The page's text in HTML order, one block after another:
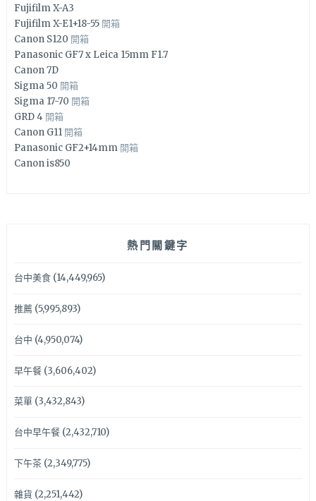
Fujifilm X-A3
Fujifilm X-E1+18-55 開箱
Canon S120 開箱
Panasonic GF7 x Leica 15mm F1.7
Canon 7D
Sigma 50 開箱
Sigma 17-70 開箱
GRD 4 開箱
Canon G11 開箱
Panasonic GF2+14mm 開箱
Canon is850
熱門關鍵字
台中美食(14,449,965)
推薦(5,995,893)
台中 (4,950,074)
早午餐(3,606,402)
菜單(3,432,843)
台中早午餐(2,432,710)
下午茶(2,349,775)
雜貨 (2,251,442)